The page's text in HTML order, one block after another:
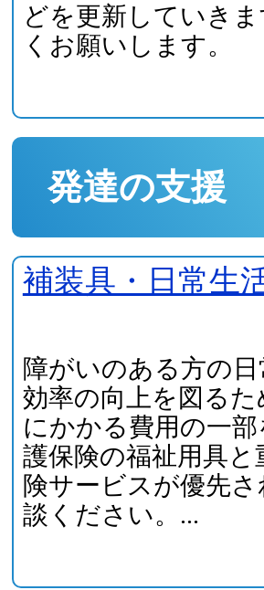
どを更新していき
くお願いします。
発達の支援
補装具・日常生
障がいのある方の
効率の向上を図る
にかかる費用の一
護保険の福祉用具
険サービスが優先
談ください。...